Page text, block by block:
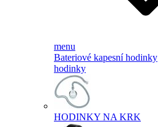
menu
Bateriové kapesní hodinky
hodinky
HODINKY NA KRK